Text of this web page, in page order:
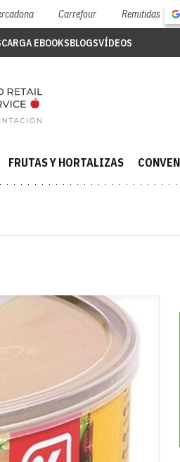
Carrefour Remitidas
EBOOKSBLOGSVÍDEOS
FRUTAS Y HORTALIZAS